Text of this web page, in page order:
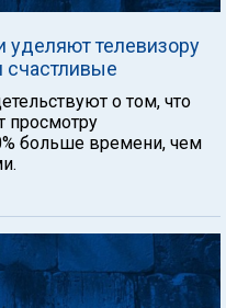
телевизору
счастливые
о том, что
просмотру
больше времени, чем